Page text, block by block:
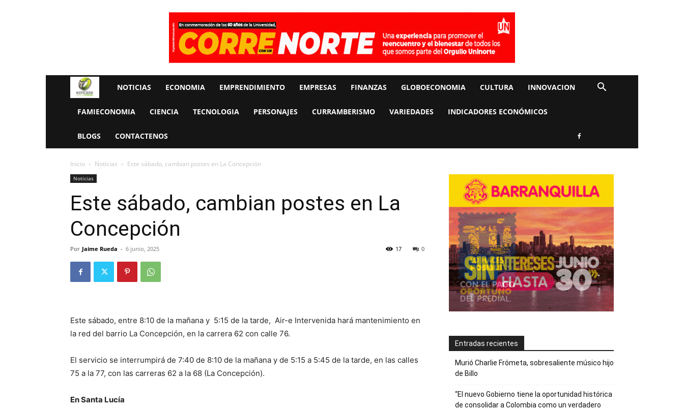
Rueda
La
Economia
NOTICIAS ECONOMIA EMPRENDIMIENTO EMPRESAS FINANZAS GLOBOECONOMIA CULTURA INNOVACION
FAMIECONOMIA CIENCIA TECNOLOGIA PERSONAJES CURRAMBERISMO VARIEDADES INDICADORES ECONÓMICOS
BLOGS CONTACTENOS
Inicio Noticias Este sábado, cambian postes en La Concepción
Noticias
Este sábado, cambian postes en La
Concepción
Por Jaime Rueda - 6 junio, 2025 0
17
Este sábado, entre 8:10 de la mañana y 5:15 de la tarde, Air-e Intervenida hará mantenimiento en
la red del barrio La Concepción, en la carrera 62 con calle 76.
El servicio se interrumpirá de 7:40 de 8:10 de la mañana y de 5:15 a 5:45 de la tarde, en las calles
75 a la 77, con las carreras 62 a la 68 (La Concepción).
En Santa Lucía
Entradas recientes
Murió Charlie Frómeta, sobresaliente músico hijo
de Billo
“El nuevo Gobierno tiene la oportunidad histórica
de consolidar a Colombia como un verdadero